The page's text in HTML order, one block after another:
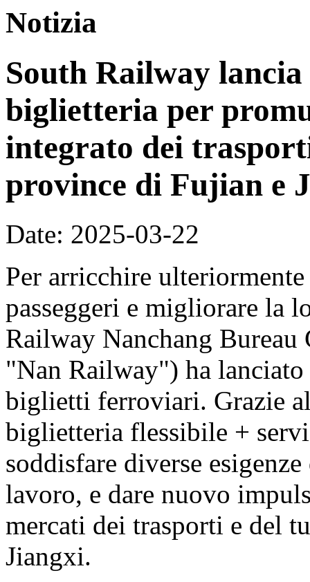
Notizia
South Railway
biglietteria per
integrato dei
province di Fujian e
Date: 2025-03-22
Per arricchire
passeggeri e migliorare la
Railway Nanchang
"Nan Railway") ha
biglietti ferroviari. Grazie
biglietteria flessibile +
soddisfare diverse
lavoro, e dare nuovo
mercati dei trasporti e del
Jiangxi.